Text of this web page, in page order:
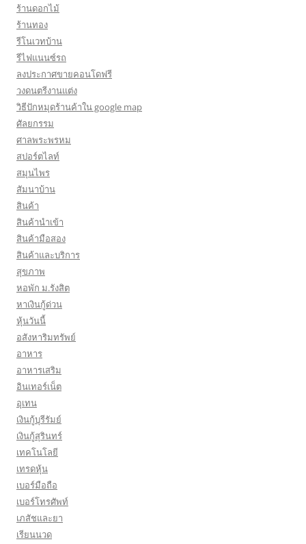
ร้านดอกไม้
ร้านทอง
รีโนเวทบ้าน
รีไฟแนนซ์รถ
ลงประกาศขายคอนโดฟรี
วงดนตรีงานแต่ง
วิธีปักหมุดร้านค้าใน google map
ศัลยกรรม
ศาลพระพรหม
สปอร์ตไลท์
สมุนไพร
สัมนาบ้าน
สินค้า
สินค้านำเข้า
สินค้ามือสอง
สินค้าและบริการ
สุขภาพ
หอพัก ม.รังสิต
หาเงินกู้ด่วน
หุ้นวันนี้
อสังหาริมทรัพย์
อาหาร
อาหารเสริม
อินเทอร์เน็ต
อุเทน
เงินกู้บุรีรัมย์
เงินกู้สุรินทร์
เทคโนโลยี
เทรดหุ้น
เบอร์มือถือ
เบอร์โทรศัพท์
เภสัชและยา
เรียนนวด